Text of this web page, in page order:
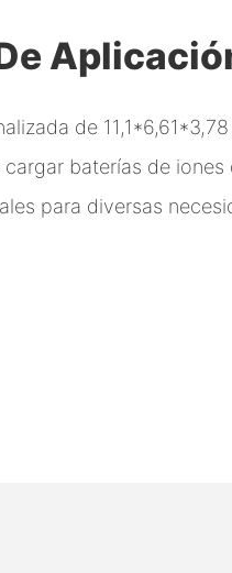
de
baterías de
para diversas